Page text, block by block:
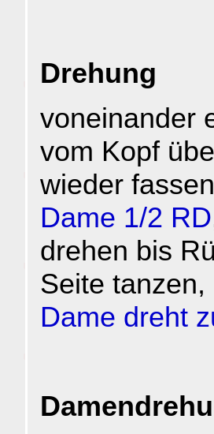
Drehung
voneinander
vom Kopf
wieder
Dame 1/2 RD
drehen bis
Seite
Dame dreht